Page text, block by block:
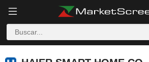
HAIER SMART HOME CO., LTD.